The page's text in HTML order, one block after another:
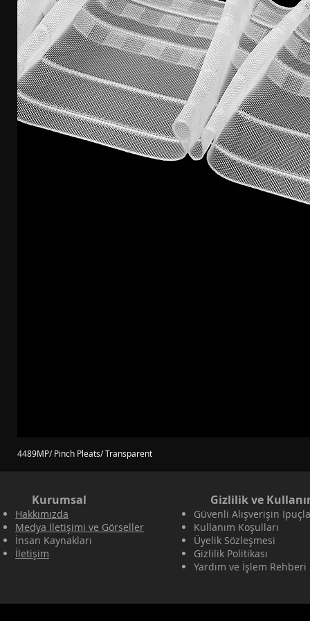
4489MP/ Pinch Pleats/ Transparent
Kurumsal
Hakkımızda
Medya İletişimi ve Görseller
İnsan Kaynakları
İletişim
Gizlilik ve
Güvenli Alışverişin
Kullanım Koşulları
Üyelik Sözleşmesi
Gizlilik Politikası
Yardım ve İşlem Rehberi